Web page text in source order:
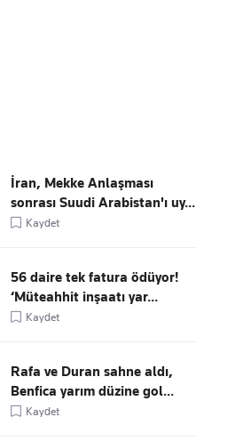
İran, Mekke Anlaşması
sonrası Suudi Arabistan'ı uy...
Kaydet
56 daire tek fatura ödüyor!
‘Müteahhit inşaatı yar...
Kaydet
Rafa ve Duran sahne aldı,
Benfica yarım düzine gol...
Kaydet